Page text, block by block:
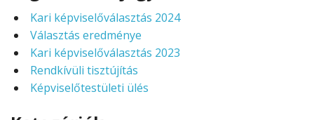
Kari képviselőválasztás 2024
Választás eredménye
Kari képviselőválasztás 2023
Rendkívüli tisztújítás
Képviselőtestületi ülés